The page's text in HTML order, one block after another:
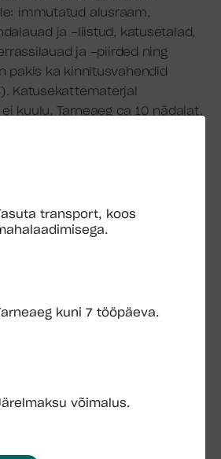
transport, koos
kuni 7 tööpäeva.
võimalus.
immutatud alusraam,
ja -liistud, katusetalad,
ja -piirded ning
pakis ka kinnitusvahendid
Katusekattematerjal
kuulu. Tarneaeg ca 10 nädalat.
m2
cm
cm
m2
mm 2+
mm 2+
kg
kg